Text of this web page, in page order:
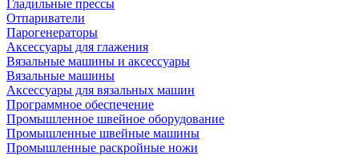
Гладильные прессы
Отпариватели
Парогенераторы
Аксессуары для глажения
Вязальные машины и аксессуары
Вязальные машины
Аксессуары для вязальных машин
Программное обеспечение
Промышленное швейное оборудование
Промышленные швейные машины
Промышленные раскройные ножи